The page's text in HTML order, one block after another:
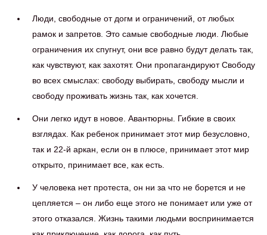
Люди, свободные от догм и ограничений, от любых
рамок и запретов. Это самые свободные люди. Любые
ограничения их спугнут, они все равно будут делать так,
как чувствуют, как захотят. Они пропагандируют Свободу
во всех смыслах: свободу выбирать, свободу мысли и
свободу проживать жизнь так, как хочется.
Они легко идут в новое. Авантюрны. Гибкие в своих
взглядах. Как ребенок принимает этот мир безусловно,
так и 22-й аркан, если он в плюсе, принимает этот мир
открыто, принимает все, как есть.
У человека нет протеста, он ни за что не борется и не
цепляется – он либо еще этого не понимает или уже от
этого отказался. Жизнь такими людьми воспринимается